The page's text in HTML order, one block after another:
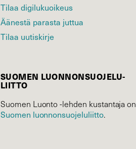
Tilaa digilukuoikeus
Äänestä parasta juttua
Tilaa uutiskirje
SUOMEN LUONNON­SUOJELU­
LIITTO
Suomen Luonto -lehden kustantaja on
Suomen luonnonsuojelu­liitto.